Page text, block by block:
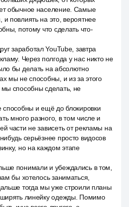
обычное население. Самые
повлиять на это, вероятнее
потому что сделать что-
заработал YouTube, завтра
Через полгода у нас никто не
бы делать на абсолютно
мы не способны, и из за этого
способны сделать, не
способны и ещё до блокировки
много разного, в том числе и
части не зависеть от рекламы на
серьёзнее просто видосов
но на каждом этапе
понимали и убеждались в том,
бы хотелось заниматься,
тогда мы уже строили планы
линейку одежды. Помимо